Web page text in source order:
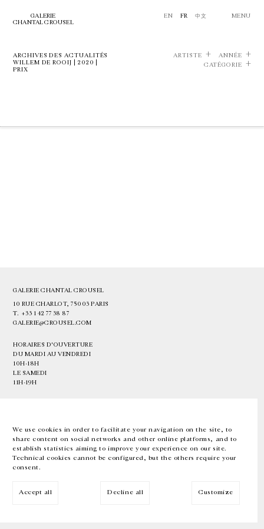
We use cookies in order to facilitate your navigation on the site, to
share content on social networks and other online platforms, and to
establish statistics aiming to improve your experience on our site.
Technical cookies cannot be configured, but the others require your
consent.
Accept all Decline all Customize
GALERIE
CHANTAL CROUSEL
EN FR 中文 MENU
ARCHIVES DES ACTUALITÉS
WILLEM DE ROOIJ | 2020 |
PRIX
ARTISTE
ANNÉE
CATÉGORIE
GALERIE CHANTAL CROUSEL
10 RUE CHARLOT, 75003 PARIS
T. +33 1 42 77 38 87
GALERIE@CROUSEL.COM
HORAIRES D'OUVERTURE
DU MARDI AU VENDREDI
10H-18H
LE SAMEDI
11H-19H
EN FR 中文 Facebook Instagram
Inscrivez-vous à notre newsletter